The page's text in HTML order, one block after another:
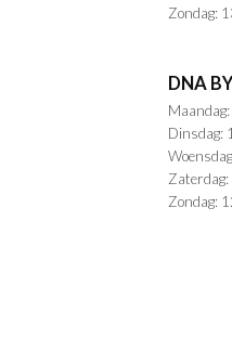
Zondag:
DNA
Dinsdag:
Zondag: